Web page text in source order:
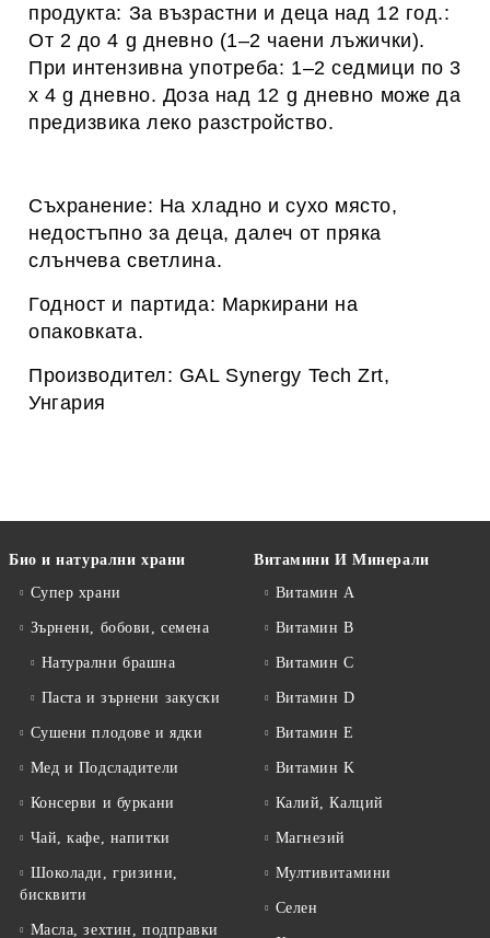
продукта: За възрастни и деца над 12 год.:
От 2 до 4 g дневно (1–2 чаени лъжички).
При интензивна употреба: 1–2 седмици по 3
х 4 g дневно. Доза над 12 g дневно може да
предизвика леко разстройство.
Съхранение: На хладно и сухо място,
недостъпно за деца, далеч от пряка
слънчева светлина.
Годност и партида: Маркирани на
опаковката.
Производител: GAL Synergy Tech Zrt,
Унгария
Био и натурални храни
Супер храни
Зърнени, бобови, семена
Натурални брашна
Паста и зърнени закуски
Сушени плодове и ядки
Мед и Подсладители
Консерви и буркани
Чай, кафе, напитки
Шоколади, гризини,
бисквити
Масла, зехтин, подправки
Витамини И Минерали
Витамин А
Витамин B
Витамин C
Витамин D
Витамин E
Витамин K
Калий, Калций
Магнезий
Мултивитамини
Селен